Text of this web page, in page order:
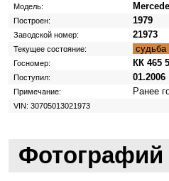
Модель:
Построен: 1979
Заводской номер: 21973
Текущее состояние: судьба
Госномер: КК 465
Поступил: 01.2006
Примечание: Ранее
VIN: 30705013021973
Фотографий